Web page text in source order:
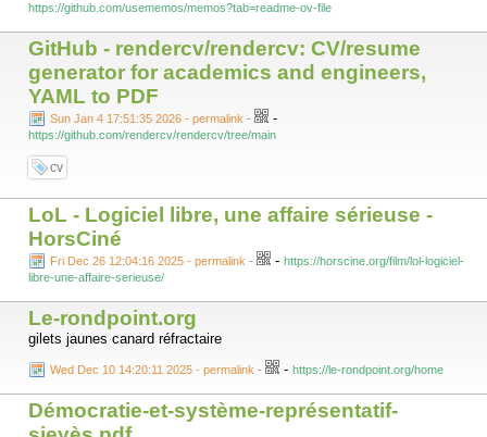
https://github.com/usememos/memos?tab=readme-ov-file
GitHub - rendercv/rendercv: CV/resume
generator for academics and engineers,
YAML to PDF
Sun Jan 4 17:51:35 2026 - permalink - -
https://github.com/rendercv/rendercv/tree/main
cv
LoL - Logiciel libre, une affaire sérieuse -
HorsCiné
Fri Dec 26 12:04:16 2025 - permalink - - https://horscine.org/film/lol-logiciel-
libre-une-affaire-serieuse/
Le-rondpoint.org
gilets jaunes canard réfractaire
Wed Dec 10 14:20:11 2025 - permalink - - https://le-rondpoint.org/home
Démocratie-et-système-représentatif-